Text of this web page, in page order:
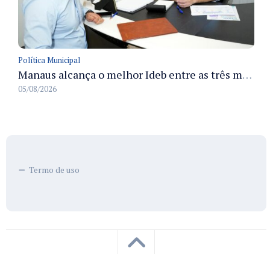
Política Municipal
Manaus alcança o melhor Ideb entre as três maiores redes municipais do país em 2025 com avanço na aprendizagem
05/08/2026
Termo de uso